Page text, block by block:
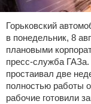
Горьковский
в понедельник, 8
плановыми
пресс-служба
простаивал две
полностью работы
рабочие готовили